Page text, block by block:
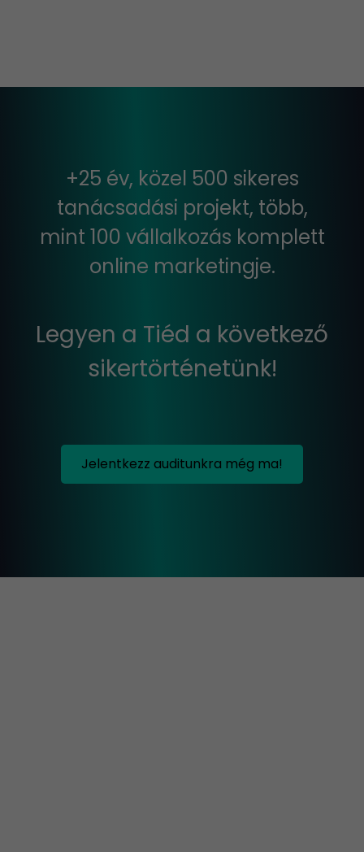
+25 év, közel 500 sikeres
tanácsadási projekt, több,
mint 100 vállalkozás komplett
online marketingje.
Legyen a Tiéd a következő
sikertörténetünk!
Jelentkezz auditunkra még ma!